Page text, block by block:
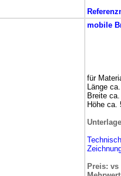
mobile
für
Länge
Breite
Höhe ca.
Preis: